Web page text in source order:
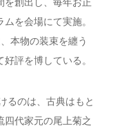
を会場にて実施。
本物の装束を纏う
評を博している。
るのは、古典はもと
四代家元の尾上菊之